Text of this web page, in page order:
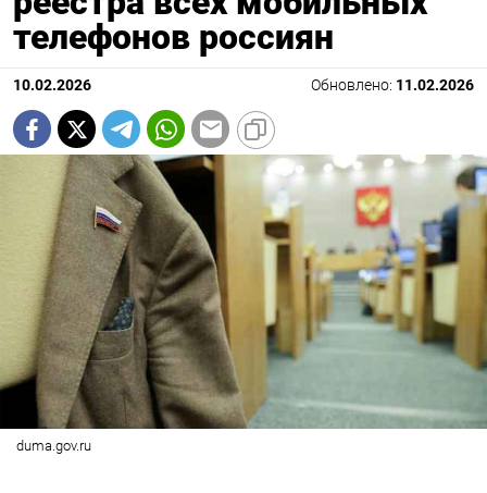
телефонов россиян
10.02.2026 Обновлено: 11.02.2026
duma.gov.ru